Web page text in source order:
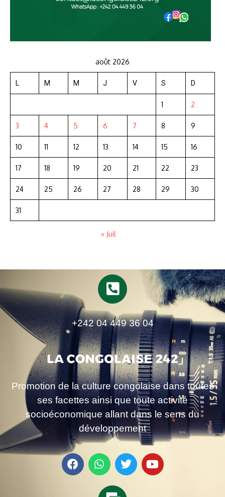
août 2026
L M M J V S D
1 2
3 4 5 6 7 8 9
10 11 12 13 14 15 16
17 18 19 20 21 22 23
24 25 26 27 28 29 30
31
« Juil
+242 04 449 36 04
Promotion de la culture congolaise dans toutes
ses facettes ainsi que toute activité
socioéconomique allant dans le sens du
développement